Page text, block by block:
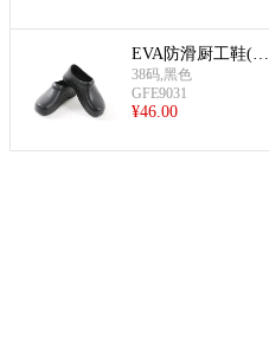
EVA防滑厨工鞋(38
码)
38码,黑色
GFE9031
¥46.00